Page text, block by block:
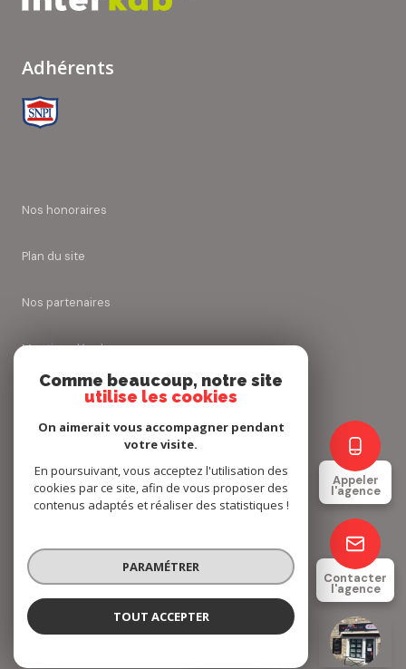
Rieux Immobilier
Appeler
l'agence
Contacter
l'agence
Adhérents
nos honoraires
plan du site
nos partenaires
mentions légales
cookies
© 2026 | Tous droits réservés
Réalisé par
Comme beaucoup, notre site
utilise les cookies
On aimerait vous accompagner pendant
votre visite.
En poursuivant, vous acceptez l'utilisation des
cookies par ce site, afin de vous proposer des
contenus adaptés et réaliser des statistiques !
PARAMÉTRER
TOUT ACCEPTER